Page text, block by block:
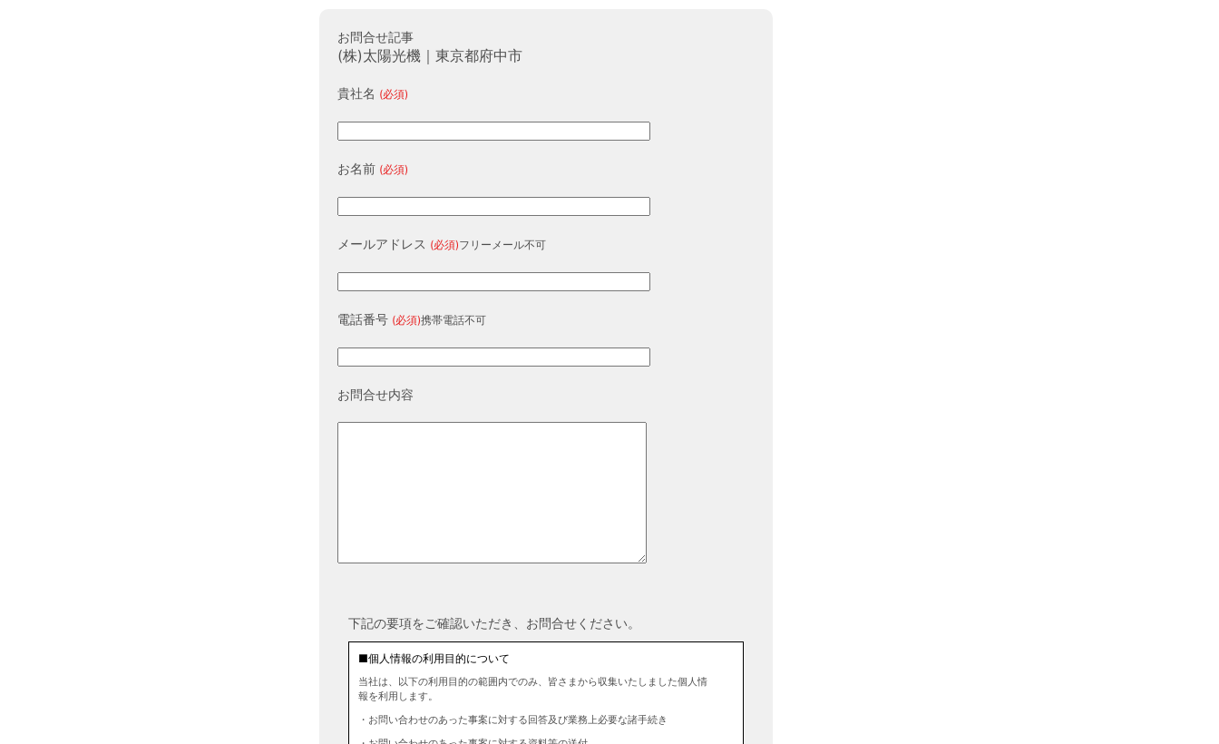
お問合せ記事
(株)太陽光機｜東京都府中市
貴社名 (必須)
お名前 (必須)
メールアドレス (必須)フリーメール不可
電話番号 (必須)携帯電話不可
お問合せ内容
下記の要項をご確認いただき、お問合せください。
■個人情報の利用目的について
当社は、以下の利用目的の範囲内でのみ、皆さまから収集いたしました個人情
報を利用します。
・お問い合わせのあった事案に対する回答及び業務上必要な諸手続き